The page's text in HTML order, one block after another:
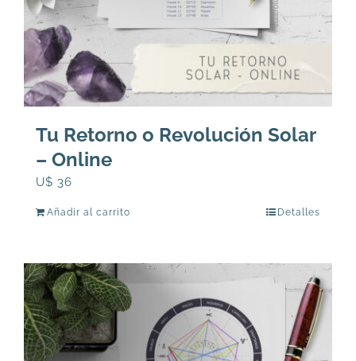
Tu Retorno o Revolución Solar
– Online
U$ 36
Añadir al carrito Detalles